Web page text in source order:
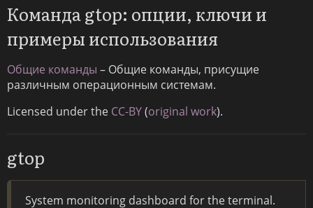
Команда gtop: опции, ключи и
примеры использования
Общие команды – Общие команды, присущие
различным операционным системам.
Licensed under the CC-BY(original work).
gtop
System monitoring dashboard for the terminal.